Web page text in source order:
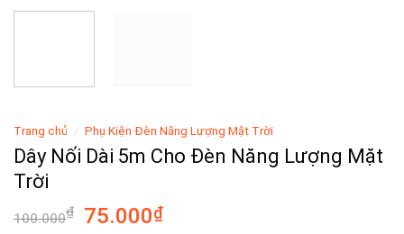
Trang chủ / Phụ Kiện Đèn Năng Lượng Mặt Trời
Dây Nối Dài 5m Cho Đèn Năng Lượng Mặt
Trời
100.000₫ 75.000₫